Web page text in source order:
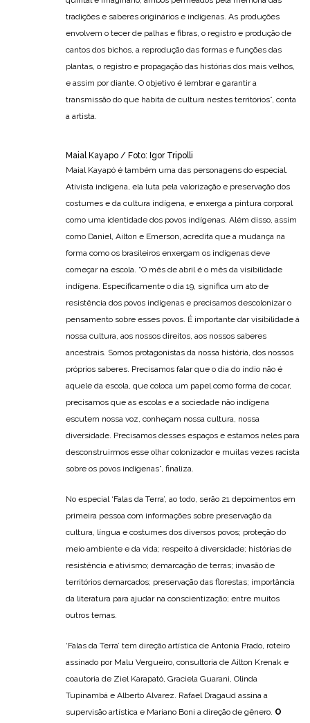
tradições e saberes originários e indígenas. As produções
envolvem o tecer de palhas e fibras, o registro e produção de
cantos dos bichos, a reprodução das formas e funções das
plantas, o registro e propagação das histórias dos mais velhos,
e assim por diante. O objetivo é lembrar e garantir a
transmissão do que habita de cultura nestes territórios”, conta
a artista.
Maial Kayapo / Foto: Igor Tripolli
Maial Kayapó é também uma das personagens do especial.
Ativista indígena, ela luta pela valorização e preservação dos
costumes e da cultura indígena, e enxerga a pintura corporal
como uma identidade dos povos indígenas. Além disso, assim
como Daniel, Ailton e Emerson, acredita que a mudança na
forma como os brasileiros enxergam os indígenas deve
começar na escola. “O mês de abril é o mês da visibilidade
indígena. Especificamente o dia 19, significa um ato de
resistência dos povos indígenas e precisamos descolonizar o
pensamento sobre esses povos. É importante dar visibilidade à
nossa cultura, aos nossos direitos, aos nossos saberes
ancestrais. Somos protagonistas da nossa história, dos nossos
próprios saberes. Precisamos falar que o dia do índio não é
aquele da escola, que coloca um papel como forma de cocar,
precisamos que as escolas e a sociedade não indígena
escutem nossa voz, conheçam nossa cultura, nossa
diversidade. Precisamos desses espaços e estamos neles para
desconstruirmos esse olhar colonizador e muitas vezes racista
sobre os povos indígenas”, finaliza.
No especial ‘Falas da Terra’, ao todo, serão 21 depoimentos em
primeira pessoa com informações sobre preservação da
cultura, língua e costumes dos diversos povos; proteção do
meio ambiente e da vida; respeito à diversidade; histórias de
resistência e ativismo; demarcação de terras; invasão de
territórios demarcados; preservação das florestas; importância
da literatura para ajudar na conscientização; entre muitos
outros temas.
‘Falas da Terra’ tem direção artística de Antonia Prado, roteiro
assinado por Malu Vergueiro, consultoria de Ailton Krenak e
coautoria de Ziel Karapató, Graciela Guarani, Olinda
Tupinambá e Alberto Alvarez. Rafael Dragaud assina a
supervisão artística e Mariano Boni a direção de gênero. O